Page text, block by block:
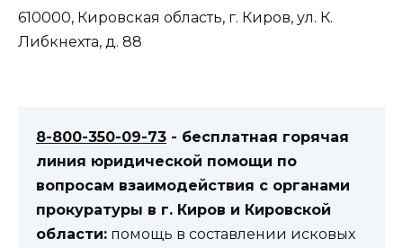
610000, Кировская область, г. Киров, ул. К.
Либкнехта, д. 88
8-800-350-09-73 - бесплатная горячая
линия юридической помощи по
вопросам взаимодействия с органами
прокуратуры в г. Киров и Кировской
области: помощь в составлении исковых